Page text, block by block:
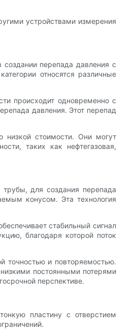
устройствами измерения
перепада давления с
относятся различные
происходит одновременно с
давления. Этот перепад
низкой стоимости. Они могут
таких как нефтегазовая,
для создания перепада
конусом. Эта технология
стабильный сигнал
благодаря которой поток
точностью и повторяемостью.
постоянными потерями
перспективе.
пластину с отверстием